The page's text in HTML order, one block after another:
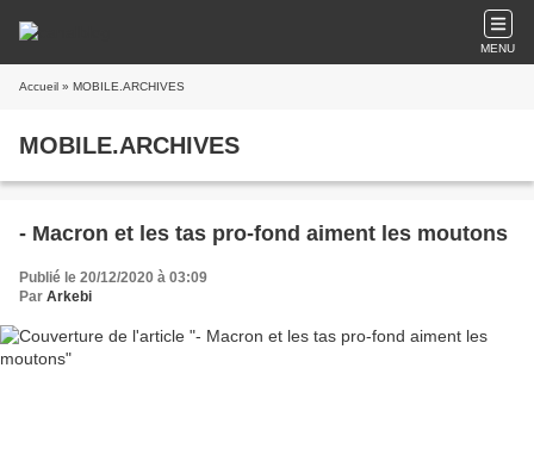
MENU
Accueil » MOBILE.ARCHIVES
MOBILE.ARCHIVES
- Macron et les tas pro-fond aiment les moutons
Publié le 20/12/2020 à 03:09
Par Arkebi